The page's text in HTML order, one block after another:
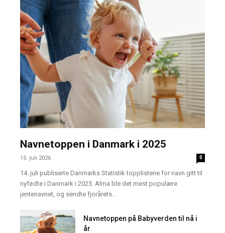
Navnetoppen i Danmark i 2025
15. juli 2026 0
14. juli publiserte Danmarks Statistik topplistene for navn gitt til
nyfødte i Danmark i 2025. Alma ble det mest populære
jentenavnet, og sendte fjorårets...
Navnetoppen på Babyverden til nå i
år